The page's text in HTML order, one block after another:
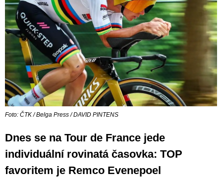
Foto: ČTK / Belga Press / DAVID PINTENS
Dnes se na Tour de France jede
individuální rovinatá časovka: TOP
favoritem je Remco Evenepoel